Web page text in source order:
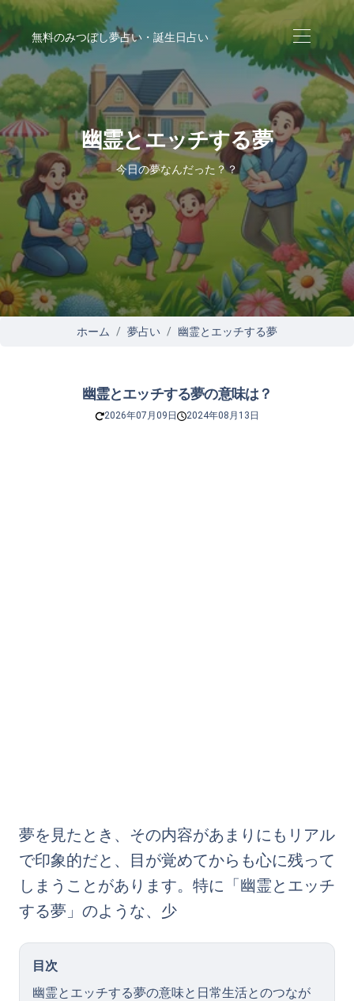
無料のみつぼし夢占い・誕生日占い
幽霊とエッチする夢
今日の夢なんだった？？
ホーム 夢占い 幽霊とエッチする夢
幽霊とエッチする夢の意味は？
2026年07月09日 2024年08月13日
夢を見たとき、その内容があまりにもリアル
で印象的だと、目が覚めてからも心に残って
しまうことがあります。特に「幽霊とエッチ
する夢」のような、少
目次
幽霊とエッチする夢の意味と日常生活とのつなが